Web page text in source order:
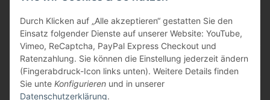
Produkt Infos
Unser Service
Informationen
Durch Klicken auf „Alle akzeptieren“ gestatten Sie den
Einsatz folgender Dienste auf unserer Website: YouTube,
Vimeo, ReCaptcha, PayPal Express Checkout und
Ratenzahlung. Sie können die Einstellung jederzeit ändern
(Fingerabdruck-Icon links unten). Weitere Details finden
Sie unte Konfigurieren und in unserer
Datenschutzerklärung.